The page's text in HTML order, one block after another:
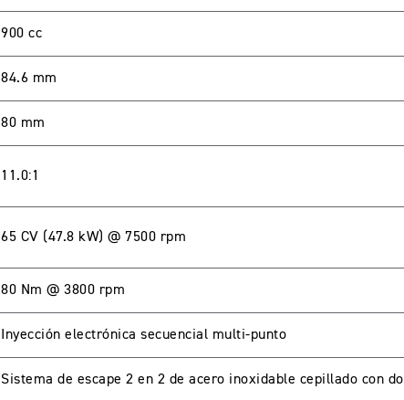
900 cc
84.6 mm
80 mm
11.0:1
65 CV (47.8 kW) @ 7500 rpm
80 Nm @ 3800 rpm
Inyección electrónica secuencial multi-punto
Sistema de escape 2 en 2 de acero inoxidable cepillado con